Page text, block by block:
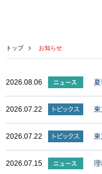
トップ お知らせ
2026.08.06
2026.07.22
2026.07.22
2026.07.15 理